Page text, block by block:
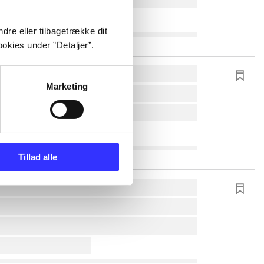
eller tilbagetrække dit
under ”Detaljer”.
Marketing
Tillad alle